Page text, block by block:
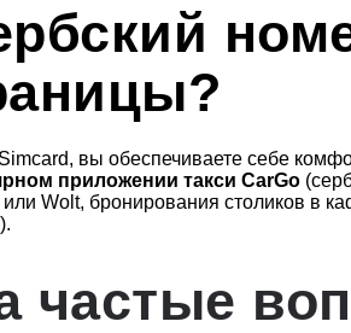
вы обеспечиваете себе
приложении такси CarGo
Wolt, бронирования столиков в
частые